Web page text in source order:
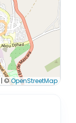
| ©OpenStreetMap